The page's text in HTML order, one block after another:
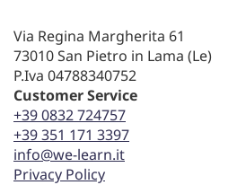
Via Regina Margherita 61
73010 San Pietro in Lama (Le)
P.Iva 04788340752
Customer Service
+39 0832 724757
+39 351 171 3397
info@we-learn.it
Privacy Policy